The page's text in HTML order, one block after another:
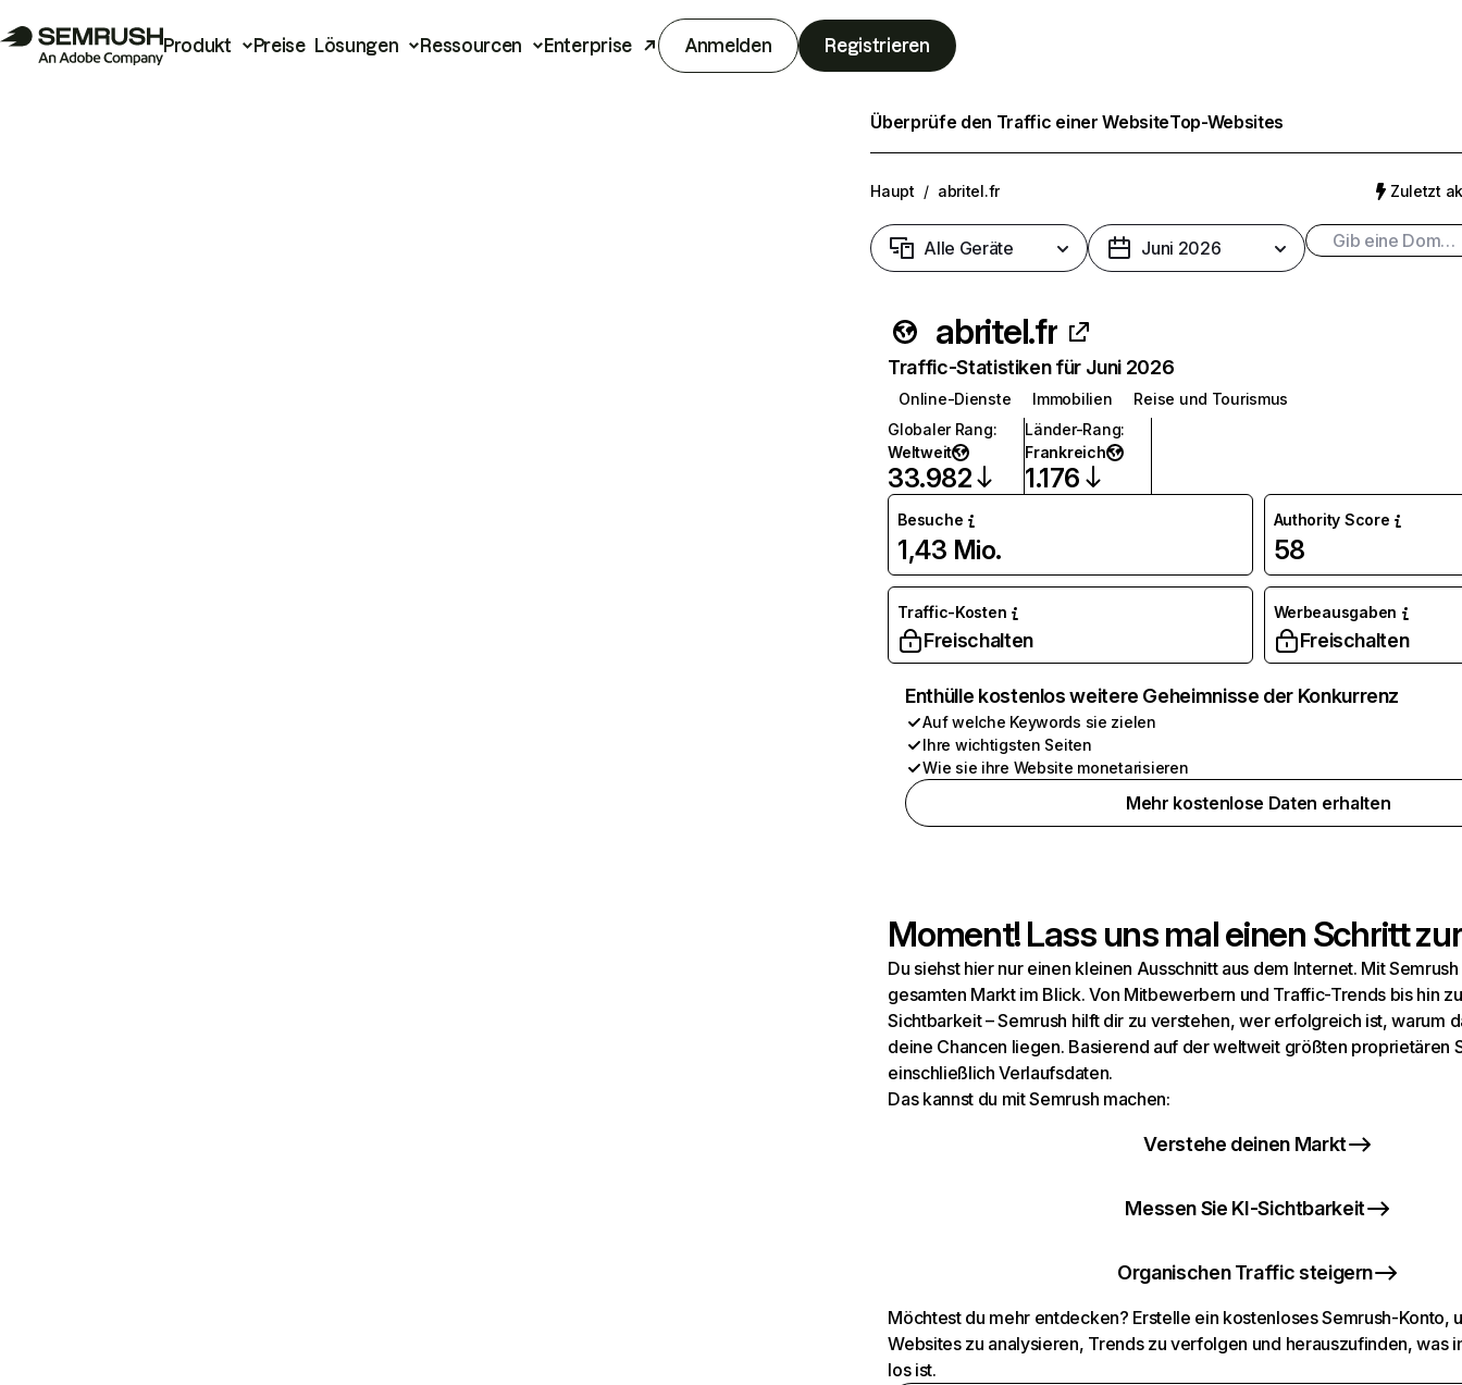
Produkt Preise Lösungen Ressourcen Enterprise Anmelden Registrieren
Überprüfe den Traffic einer WebsiteTop-Websites
Haupt / abritel.fr Zuletzt
Alle Geräte Juni 2026
abritel.fr
Traffic-Statistiken für Juni 2026
Online-Dienste Immobilien
Reise und Tourismus
Globaler Rang:
Weltweit
33.982
Länder-Rang:
Frankreich
1.176
Besuche
1,43 Mio.
Authority Score
58
Traffic-Kosten
Freischalten
Werbeausgaben
Freischalten
Enthülle kostenlos weitere Geheimnisse der Konkurrenz
Auf welche Keywords sie zielen
Ihre wichtigsten Seiten
Wie sie ihre Website monetarisieren
Mehr kostenlose Daten erhalten
Moment! Lass uns mal einen Schritt
Du siehst hier nur einen kleinen Ausschnitt aus dem Internet. Mit
gesamten Markt im Blick. Von Mitbewerbern und Traffic-Trends bis hin
Sichtbarkeit – Semrush hilft dir zu verstehen, wer erfolgreich ist, warum
deine Chancen liegen. Basierend auf der weltweit größten proprietären
einschließlich Verlaufsdaten.
Das kannst du mit Semrush machen:
Verstehe deinen Markt
Messen Sie KI-Sichtbarkeit
Organischen Traffic steigern
Möchtest du mehr entdecken? Erstelle ein kostenloses Semrush-Konto,
Websites zu analysieren, Trends zu verfolgen und herauszufinden, was
los ist.